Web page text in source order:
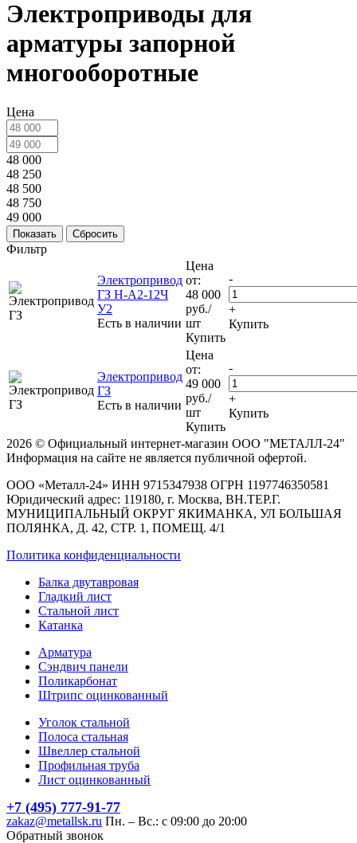
Электроприводы для
арматуры запорной
многооборотные
Цена
48 000
48 250
48 500
48 750
49 000
Сбросить
Фильтр
Электропривод
ГЗ Н-А2-12Ч
У2
Есть в наличии
Цена
от:
48 000
руб./
шт
Купить
-
+
Купить
Электропривод
ГЗ
Есть в наличии
Цена
от:
49 000
руб./
шт
Купить
-
+
Купить
2026 © Официальный интернет-магазин ООО "МЕТАЛЛ-24"
Информация на сайте не является публичной офертой.
ООО «Металл-24» ИНН 9715347938 ОГРН 1197746350581
Юридический адрес: 119180, г. Москва, ВН.ТЕР.Г.
МУНИЦИПАЛЬНЫЙ ОКРУГ ЯКИМАНКА, УЛ БОЛЬШАЯ
ПОЛЯНКА, Д. 42, СТР. 1, ПОМЕЩ. 4/1
Политика конфиденциальности
Балка двутавровая
Гладкий лист
Стальной лист
Катанка
Арматура
Сэндвич панели
Поликарбонат
Штрипс оцинкованный
Уголок стальной
Полоса стальная
Швеллер стальной
Профильная труба
Лист оцинкованный
+7 (495) 777-91-77
zakaz@metallsk.ru Пн. – Вс.: с 09:00 до 20:00
Обратный звонок